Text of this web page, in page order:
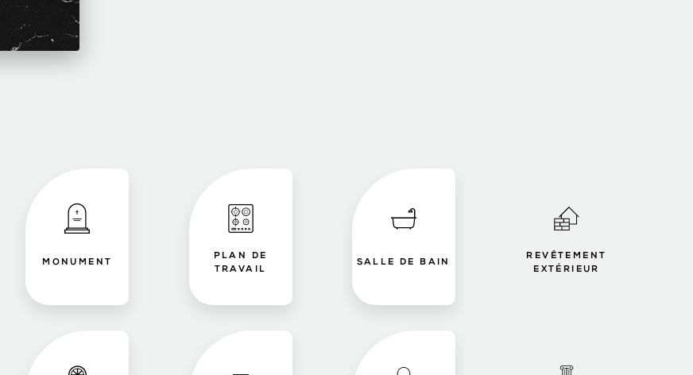
MONUMENT
PLAN DE
TRAVAIL
SALLE DE BAIN
REVÊTEMENT
EXTÉRIEUR